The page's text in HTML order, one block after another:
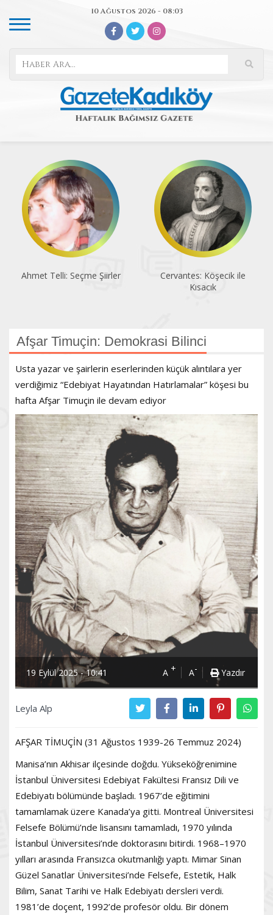
10 Ağustos 2026 - 08:03
Ahmet Telli: Seçme Şiirler
Cervantes: Köşecik ile
Kısacık
Afşar Timuçin: Demokrasi Bilinci
Usta yazar ve şairlerin eserlerinden küçük alıntılara yer
verdiğimiz “Edebiyat Hayatından Hatırlamalar” köşesi bu
hafta Afşar Timuçin ile devam ediyor
19 Eylül 2025 - 10:41 A + A- Yazdır
Leyla Alp
AFŞAR TİMUÇİN (31 Ağustos 1939-26 Temmuz 2024)
Manisa’nın Akhisar ilçesinde doğdu. Yükseköğrenimine
İstanbul Üniversitesi Edebiyat Fakültesi Fransız Dili ve
Edebiyatı bölümünde başladı. 1967’de eğitimini
tamamlamak üzere Kanada’ya gitti. Montreal Üniversitesi
Felsefe Bölümü’nde lisansını tamamladı, 1970 yılında
İstanbul Üniversitesi’nde doktorasını bitirdi. 1968–1970
yılları arasında Fransızca okutmanlığı yaptı. Mimar Sinan
Güzel Sanatlar Üniversitesi’nde Felsefe, Estetik, Halk
Bilim, Sanat Tarihi ve Halk Edebiyatı dersleri verdi.
1981’de doçent, 1992’de profesör oldu. Bir dönem